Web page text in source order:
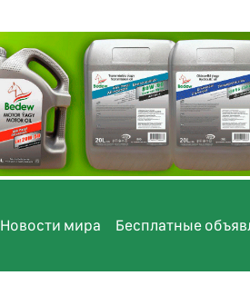
Новости мира Бесплатные